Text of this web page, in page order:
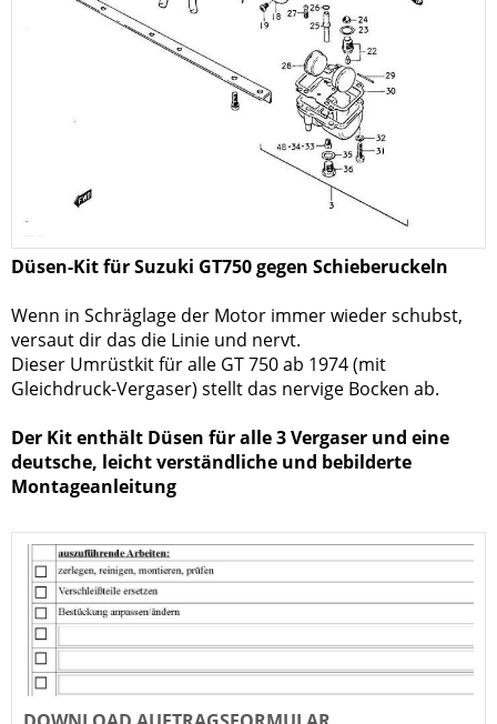
Düsen-Kit für Suzuki GT750 gegen Schieberuckeln
Wenn in Schräglage der Motor immer wieder schubst,
versaut dir das die Linie und nervt.
Dieser Umrüstkit für alle GT 750 ab 1974 (mit
Gleichdruck-Vergaser) stellt das nervige Bocken ab.
Der Kit enthält Düsen für alle 3 Vergaser und eine
deutsche, leicht verständliche und bebilderte
Montageanleitung